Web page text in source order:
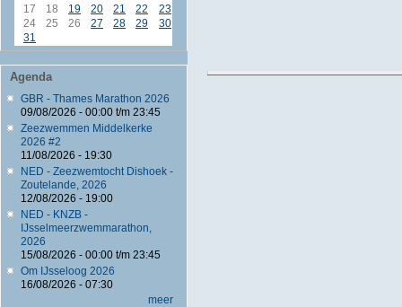
17
18 19 20 21 22
23
24
25 26 27 28 29
30
31
Agenda
GBR - Thames Marathon 2026
09/08/2026 - 00:00t/m 23:45
Zeezwemmen Middelkerke
2026 #2
11/08/2026 - 19:30
NED - Zeezwemtocht Dishoek -
Zoutelande, 2026
12/08/2026 - 19:00
NED - KNZB -
IJsselmeerzwemmarathon,
2026
15/08/2026 - 00:00t/m 23:45
Om IJsseloog 2026
16/08/2026 - 07:30
meer